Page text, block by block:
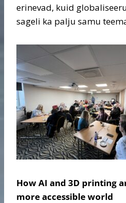
erinevad, kuid
sageli ka palju samu
How AI and 3D printing
more accessible world